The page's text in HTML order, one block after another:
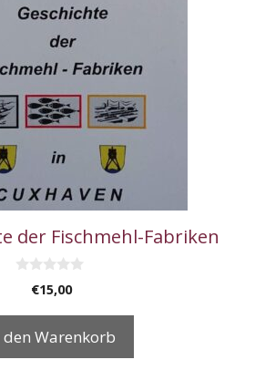
der Fischmehl-Fabriken
5
€15,00
den Warenkorb